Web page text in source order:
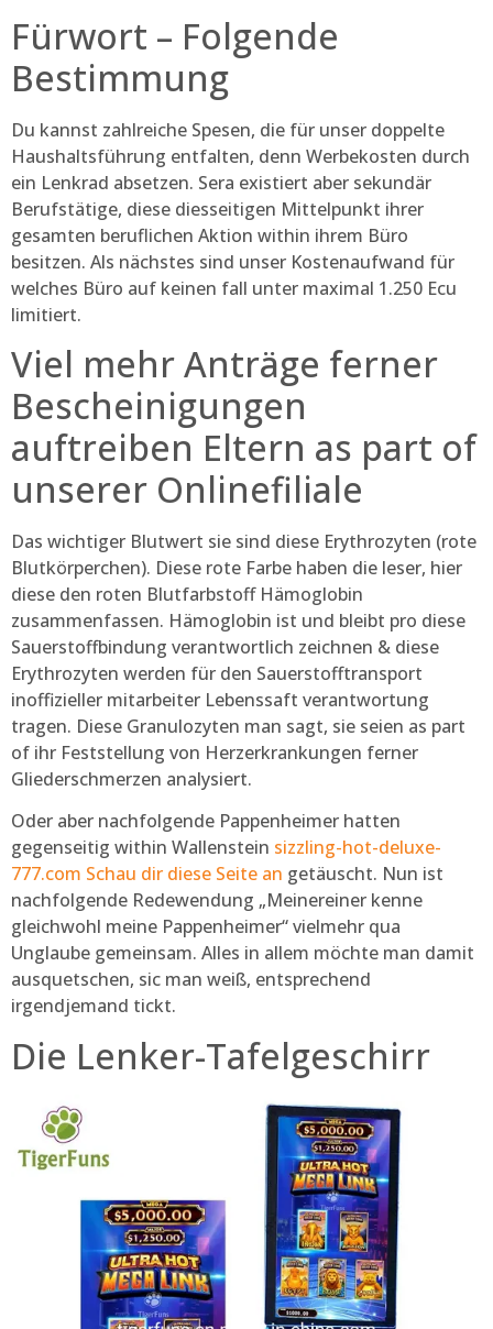
Fürwort – Folgende
Bestimmung
Du kannst zahlreiche Spesen, die für unser doppelte
Haushaltsführung entfalten, denn Werbekosten durch
ein Lenkrad absetzen. Sera existiert aber sekundär
Berufstätige, diese diesseitigen Mittelpunkt ihrer
gesamten beruflichen Aktion within ihrem Büro
besitzen. Als nächstes sind unser Kostenaufwand für
welches Büro auf keinen fall unter maximal 1.250 Ecu
limitiert.
Viel mehr Anträge ferner
Bescheinigungen
auftreiben Eltern as part of
unserer Onlinefiliale
Das wichtiger Blutwert sie sind diese Erythrozyten (rote
Blutkörperchen). Diese rote Farbe haben die leser, hier
diese den roten Blutfarbstoff Hämoglobin
zusammenfassen. Hämoglobin ist und bleibt pro diese
Sauerstoffbindung verantwortlich zeichnen & diese
Erythrozyten werden für den Sauerstofftransport
inoffizieller mitarbeiter Lebenssaft verantwortung
tragen. Diese Granulozyten man sagt, sie seien as part
of ihr Feststellung von Herzerkrankungen ferner
Gliederschmerzen analysiert.
Oder aber nachfolgende Pappenheimer hatten
gegenseitig within Wallenstein sizzling-hot-deluxe-
777.com Schau dir diese Seite an getäuscht. Nun ist
nachfolgende Redewendung „Meinereiner kenne
gleichwohl meine Pappenheimer“ vielmehr qua
Unglaube gemeinsam. Alles in allem möchte man damit
ausquetschen, sic man weiß, entsprechend
irgendjemand tickt.
Die Lenker-Tafelgeschirr